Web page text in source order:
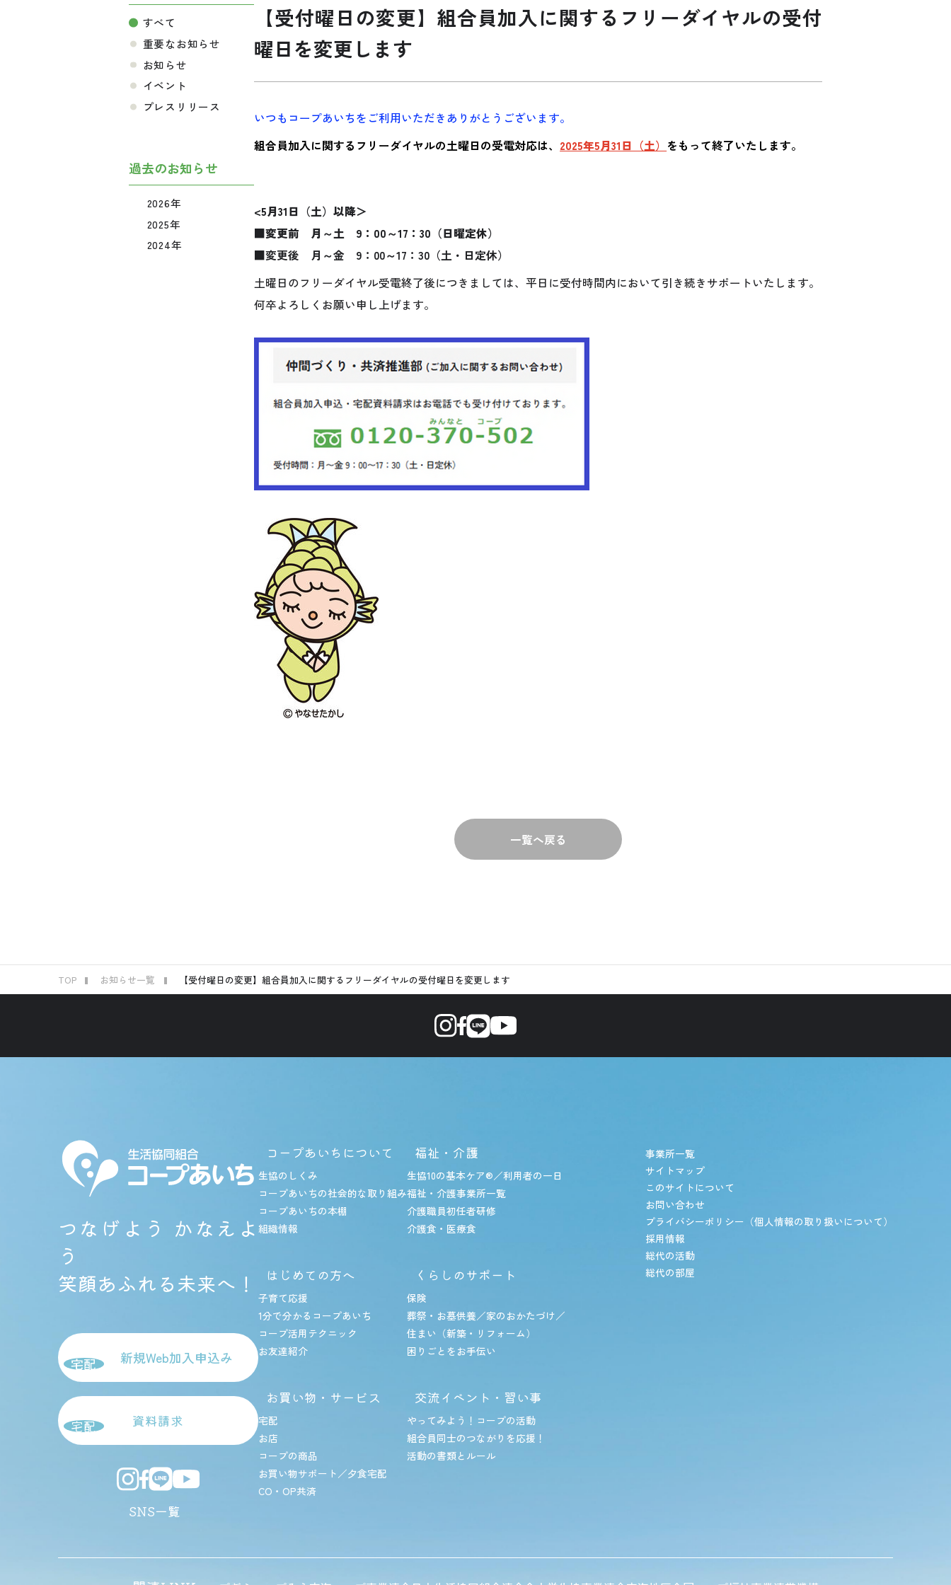
すべて
重要なお知らせ
お知らせ
イベント
プレスリリース
過去のお知らせ
2026年
2025年
2024年
【受付曜日の変更】組合員加入に関するフリーダイヤルの受付
曜日を変更します
いつもコープあいちをご利用いただきありがとうございます。
組合員加入に関するフリーダイヤルの土曜日の受電対応は、 2025年5月31日（土） をもって終了いたします。
<5月31日（土）以降＞
■変更前 月～土 9：00～17：30（日曜定休）
■変更後 月～金 9：00～17：30（土・日定休）
土曜日のフリーダイヤル受電終了後につきましては、平日に受付時間内において引き続きサポートいたします。
何卒よろしくお願い申し上げます。
一覧へ戻る
TOP お知らせ一覧 【受付曜日の変更】組合員加入に関するフリーダイヤルの受付曜日を変更します
つなげよう かなえよ
う
笑顔あふれる未来へ！
宅配 新規Web加入申込み
宅配 資料請求
SNS一覧
コープあいちについて
生協のしくみ
コープあいちの社会的な取り組み
コープあいちの本棚
組織情報
はじめての方へ
子育て応援
1分で分かるコープあいち
コープ活用テクニック
お友達紹介
お買い物・サービス
宅配
お店
コープの商品
お買い物サポート／夕食宅配
CO・OP共済
福祉・介護
生協10の基本ケア®︎／利用者の一日
福祉・介護事業所一覧
介護職員初任者研修
介護食・医療食
くらしのサポート
保険
葬祭・お墓供養／家のおかたづけ／
住まい（新築・リフォーム）
困りごとをお手伝い
交流イベント・習い事
やってみよう！コープの活動
組合員同士のつながりを応援！
活動の書類とルール
事業所一覧
サイトマップ
このサイトについて
お問い合わせ
プライバシーポリシー（個人情報の取り扱いについて）
採用情報
総代の活動
総代の部屋